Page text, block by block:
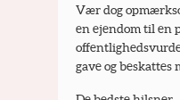
Vær dog
en ejendom til en
gave og beskattes